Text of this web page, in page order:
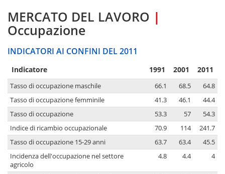
MERCATO DEL LAVORO |
Occupazione
INDICATORI AI CONFINI DEL 2011
Indicatore 1991 2001 2011
Tasso di occupazione maschile 66.1 68.5
64.8
Tasso di occupazione femminile
41.3 46.1
44.4
Tasso di occupazione
53.3 57
54.3
Indice di ricambio occupazionale
70.9 114
241.7
Tasso di occupazione 15-29 anni
63.7 63.4
45.5
Incidenza dell'occupazione nel settore
agricolo
4.8 4.4 4